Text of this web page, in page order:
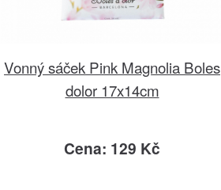
Vonný sáček Pink Magnolia Boles
dolor 17x14cm
Cena: 129 Kč